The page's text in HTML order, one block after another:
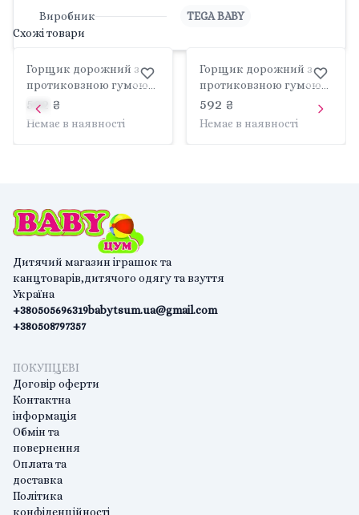
Виробник
TEGA BABY
Схожі товари
Горщик дорожний з
протиковзною гумою
синьо білий TI-001-
164/103 TEGA BABY
592 ₴
Немає в наявності
Горщик дорожний з
протиковзною гумою
рожево сірий TI-001-
123/106 TEGA BABY
592 ₴
Немає в наявності
Дитячий магазин іграшок та
канцтоварів,дитячого одягу та взуття
Україна
+380505696319
+380508797357
babytsum.ua@gmail.com
ПОКУПЦЕВІ
Договір оферти
Контактна
інформація
Обмін та
повернення
Оплата та
доставка
Політика
конфіденційності